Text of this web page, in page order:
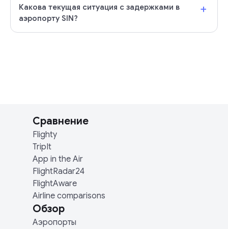
Какова текущая ситуация с задержками в
аэропорту SIN?
+
Сравнение
Flighty
TripIt
App in the Air
FlightRadar24
FlightAware
Airline comparisons
Обзор
Аэропорты